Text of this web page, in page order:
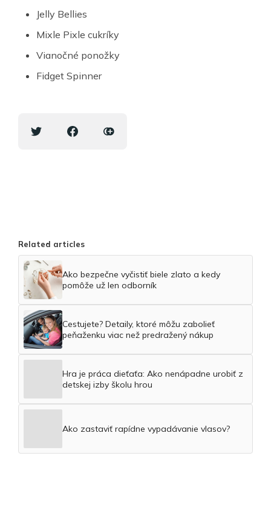
Jelly Bellies
Mixle Pixle cukríky
Vianočné ponožky
Fidget Spinner
Related articles
Ako bezpečne vyčistiť biele zlato a kedy
pomôže už len odborník
Cestujete? Detaily, ktoré môžu zabolieť
peňaženku viac než predražený nákup
Hra je práca dieťaťa: Ako nenápadne urobiť z
detskej izby školu hrou
Ako zastaviť rapídne vypadávanie vlasov?